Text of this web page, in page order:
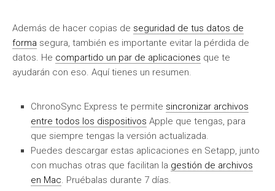
Además de hacer copias de seguridad de tus datos de
forma segura, también es importante evitar la pérdida de
datos. He compartido un par de aplicaciones que te
ayudarán con eso. Aquí tienes un resumen.
ChronoSync Express te permite sincronizar archivos
entre todos los dispositivos Apple que tengas, para
que siempre tengas la versión actualizada.
Puedes descargar estas aplicaciones en Setapp, junto
con muchas otras que facilitan la gestión de archivos
en Mac. Pruébalas durante 7 días.